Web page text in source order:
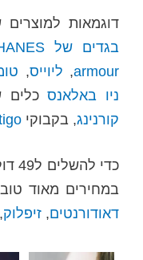
דוגמאות
בגדים של HANES
armour
, ליוייס,
ניו באלאנסכלים
קורנינג, בקבוקי
כדי
במחירים מאוד
דאודורנטים, זיפלוק,